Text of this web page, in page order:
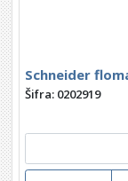
Schneider
Šifra: 0202919